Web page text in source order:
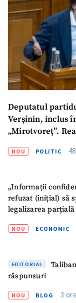
Deputatul
Verșinin, inclus
„Mirotvoreț”.
NOU POLITIC
„Informații
refuzat (inițial) să
legalizarea
NOU ECONOMIC
EDITORIAL
răspunsuri
NOU BLOG 3
ȘTIREA MEA
Titlu+
+
Mesajul
+
CONTACT
Nume
+
Email
+